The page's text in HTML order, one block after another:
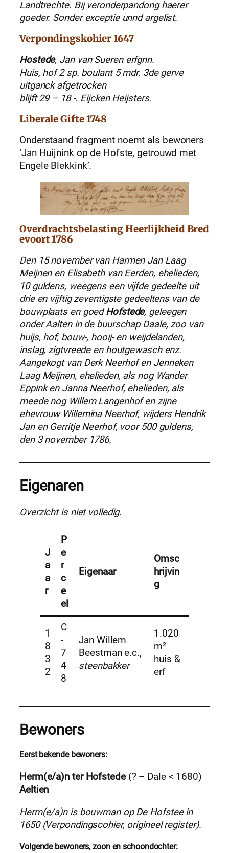
Landtrechte. Bij veronderpandong haerer
goeder. Sonder exceptie unnd argelist.
Verpondingskohier 1647
Hostede, Jan van Sueren erfgnn.
Huis, hof 2 sp. boulant 5 mdr. 3de gerve
uitganck afgetrocken
blijft 29 – 18 -. Eijcken Heijsters.
Liberale Gifte 1748
Onderstaand fragment noemt als bewoners
‘Jan Huijnink op de Hofste, getrouwd met
Engele Blekkink’.
Overdrachtsbelasting Heerlijkheid Bred
evoort 1786
Den 15 november van Harmen Jan Laag
Meijnen en Elisabeth van Eerden, ehelieden,
10 guldens, weegens een vijfde gedeelte uit
drie en vijftig zeventigste gedeeltens van de
bouwplaats en goedHofstede, geleegen
onder Aalten in de buurschap Daale, zoo van
huijs, hof, bouw-, hooij- en weijdelanden,
inslag, zigtvreede en houtgewasch enz.
Aangekogt van Derk Neerhof en Jenneken
Laag Meijnen, ehelieden, als nog Wander
Eppink en Janna Neerhof, ehelieden, als
meede nog Willem Langenhof en zijne
ehevrouw Willemina Neerhof, wijders Hendrik
Jan en Gerritje Neerhof, voor 500 guldens,
den 3 november 1786.
Eigenaren
Overzicht is niet volledig.
J
a
a
r
P
e
r
c
e
el
Eigenaar
Omsc
hrijvin
g
1
8
3
2
C
-
7
4
8
Jan Willem
Beestman e.c.,
steenbakker
1.020
m²
huis &
erf
Bewoners
Eerst bekende bewoners:
Herm(e/a)n ter Hofstede(? – Dale < 1680)
Aeltien
Herm(e/a)n is bouwman op De Hofstee in
1650 (Verpondingscohier, origineel register).
Volgende bewoners, zoon en schoondochter: